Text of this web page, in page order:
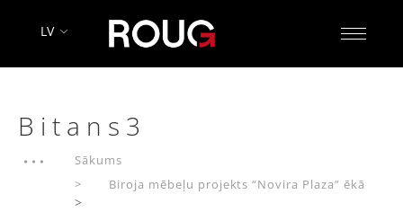
LV
Bitans3
Sākums
Biroja mēbeļu projekts “Novira Plaza” ēkā
>